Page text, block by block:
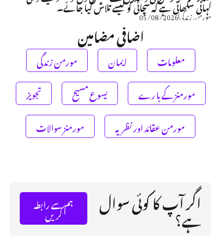
کہانی سکھاتی ہے کہ سچائی کو کیسے تلاش کیا جائے۔
مورمن زندگی05/08/2026
اضافی مضامین
معلومات ایمان
مورمن زندگی
مورمنز کے با رے
یسوع مسیح
تجویز
مورمن عقائد اور نظریہ
مورمنز سوالات
اگر آپ کا کوئی سوال
ہے؟ ہم سے رابطہ
کریں